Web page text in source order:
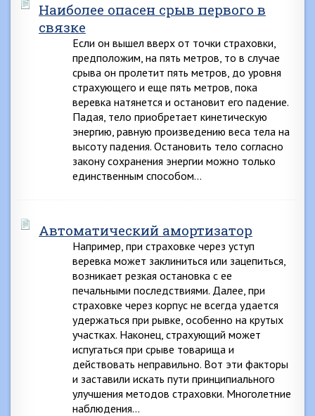
Наиболее опасен срыв первого в
связке
Если он вышел вверх от точки страховки,
предположим, на пять метров, то в случае
срыва он пролетит пять метров, до уровня
страхующего и еще пять метров, пока
веревка натянется и остановит его падение.
Падая, тело приобретает кинетическую
энергию, равную произведению веса тела на
высоту падения. Остановить тело согласно
закону сохранения энергии можно только
единственным способом…
Автоматический амортизатор
Например, при страховке через уступ
веревка может заклиниться или зацепиться,
возникает резкая остановка с ее
печальными последствиями. Далее, при
страховке через корпус не всегда удается
удержаться при рывке, особенно на крутых
участках. Наконец, страхующий может
испугаться при срыве товарища и
действовать неправильно. Вот эти факторы
и заставили искать пути принципиального
улучшения методов страховки. Многолетние
наблюдения…